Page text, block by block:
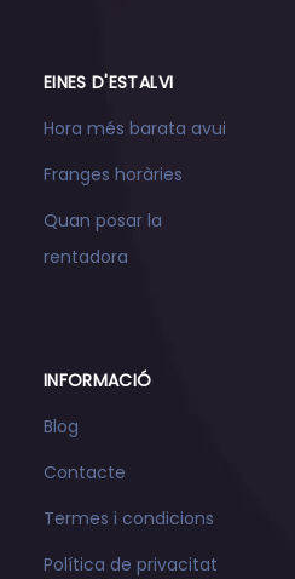
EINES D'ESTALVI
Hora més barata avui
Franges horàries
Quan posar la
rentadora
INFORMACIÓ
Blog
Contacte
Termes i condicions
Política de privacitat